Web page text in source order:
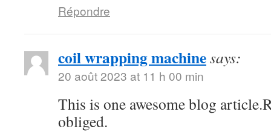
Répondre
coil wrapping machinesays:
20 août 2023 at 11 h 00 min
This is one awesome blog
obliged.